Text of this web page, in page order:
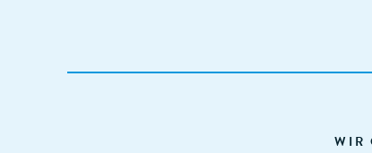
WIR